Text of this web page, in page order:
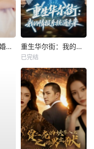
冰山女总裁的替婚兵王 重生华尔街：我的情报系统通未来
已完结